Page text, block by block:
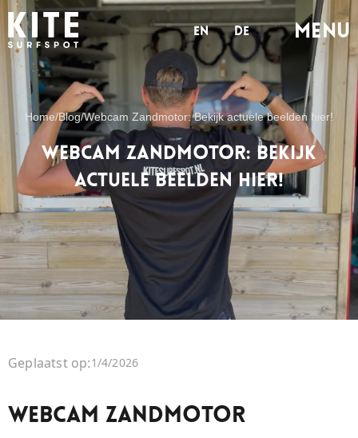
en de MENu
Home/Blog/Webcam Zandmotor: Bekijk actuele beelden hier!
Webcam Zandmotor: Bekijk
actuele beelden hier!
Geplaatst op:1/4/2026
Webcam Zandmotor